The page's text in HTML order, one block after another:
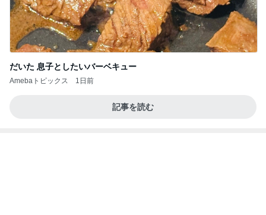
だいた 息子としたいバーベキュー
Amebaトピックス 1日前
記事を読む